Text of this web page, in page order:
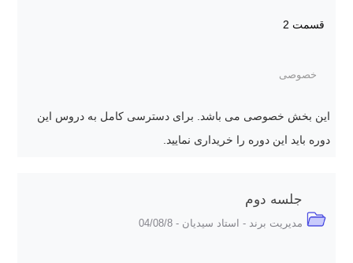
قسمت 2
خصوصی
این بخش خصوصی می باشد. برای دسترسی کامل به دروس این
دوره باید این دوره را خریداری نمایید.
جلسه دوم
مدیریت برند - استاد سیدیان - 04/08/8